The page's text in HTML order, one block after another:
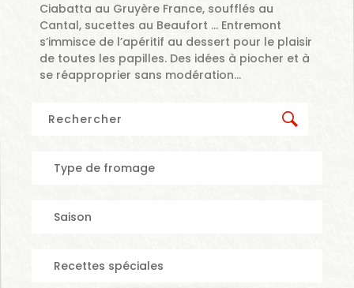
Ciabatta au Gruyère France, soufflés au
Cantal, sucettes au Beaufort … Entremont
s’immisce de l’apéritif au dessert pour le plaisir
de toutes les papilles. Des idées à piocher et à
se réapproprier sans modération…